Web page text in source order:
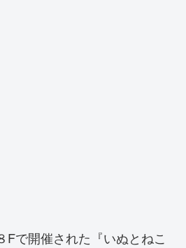
Fで開催された『いぬとねこ